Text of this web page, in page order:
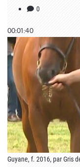
0
00:01:40
Guyane, f. 2016, par Gris